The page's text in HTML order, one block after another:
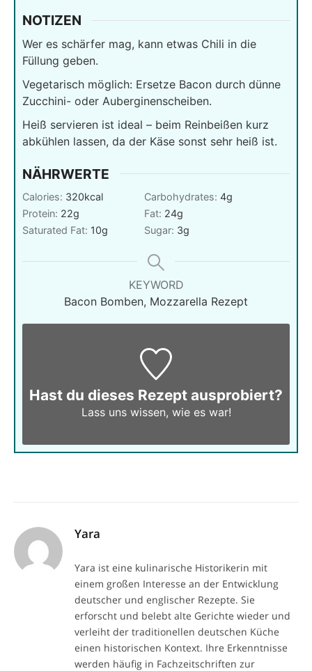
NOTIZEN
Wer es schärfer mag, kann etwas Chili in die
Füllung geben.
Vegetarisch möglich: Ersetze Bacon durch dünne
Zucchini- oder Auberginenscheiben.
Heiß servieren ist ideal – beim Reinbeißen kurz
abkühlen lassen, da der Käse sonst sehr heiß ist.
NÄHRWERTE
Calories: 320kcal Carbohydrates: 4g
Protein: 22g Fat: 24g
Saturated Fat: 10g Sugar: 3g
KEYWORD
Bacon Bomben, Mozzarella Rezept
Hast du dieses Rezept ausprobiert?
Lass uns wissen, wie es war!
Yara
Yara ist eine kulinarische Historikerin mit
einem großen Interesse an der Entwicklung
deutscher und englischer Rezepte. Sie
erforscht und belebt alte Gerichte wieder und
verleiht der traditionellen deutschen Küche
einen historischen Kontext. Ihre Erkenntnisse
werden häufig in Fachzeitschriften zur